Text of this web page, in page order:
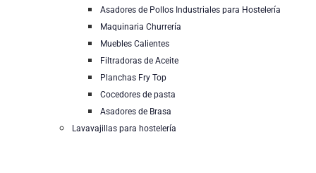
Asadores de Pollos Industriales para Hostelería
Maquinaria Churrería
Muebles Calientes
Filtradoras de Aceite
Planchas Fry Top
Cocedores de pasta
Asadores de Brasa
Lavavajillas para hostelería